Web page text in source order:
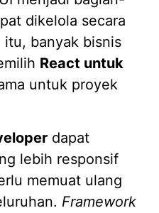
dikelola secara
itu, banyak bisnis
React untuk
untuk proyek
dapat
lebih responsif
memuat ulang
Framework